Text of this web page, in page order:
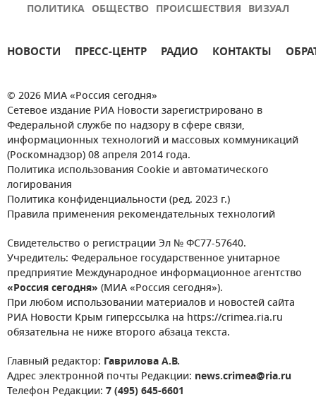
ПОЛИТИКА ОБЩЕСТВО ПРОИСШЕСТВИЯ ВИЗУАЛ
НОВОСТИ ПРЕСС-ЦЕНТР РАДИО КОНТАКТЫ
© 2026 МИА «Россия сегодня»
Сетевое издание РИА Новости зарегистрировано в
Федеральной службе по надзору в сфере связи,
информационных технологий и массовых коммуникаций
(Роскомнадзор) 08 апреля 2014 года.
Политика использования Cookie и автоматического
логирования
Политика конфиденциальности (ред. 2023 г.)
Правила применения рекомендательных технологий
Свидетельство о регистрации Эл № ФС77-57640.
Учредитель: Федеральное государственное унитарное
предприятие Международное информационное агентство
«Россия сегодня» (МИА «Россия сегодня»).
При любом использовании материалов и новостей сайта
РИА Новости Крым гиперссылка на https://crimea.ria.ru
обязательна не ниже второго абзаца текста.
Главный редактор: Гаврилова А.В.
Адрес электронной почты Редакции: news.crimea@ria.ru
Телефон Редакции: 7 (495) 645-6601